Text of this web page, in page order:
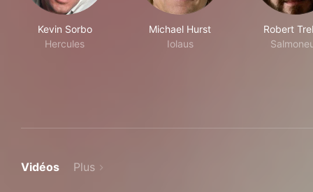
Kevin Sorbo
Hercules
Michael Hurst
Iolaus
Robert
Vidéos Plus